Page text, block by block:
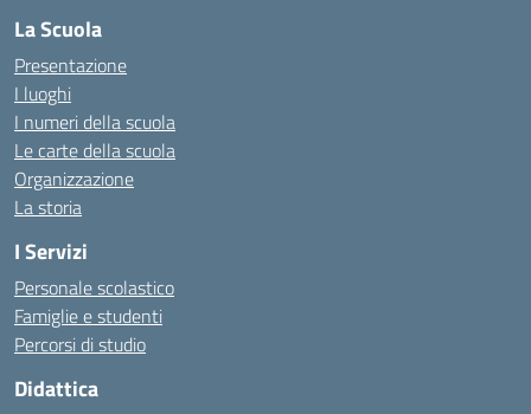
La Scuola
Presentazione
I luoghi
I numeri della scuola
Le carte della scuola
Organizzazione
La storia
I Servizi
Personale scolastico
Famiglie e studenti
Percorsi di studio
Didattica